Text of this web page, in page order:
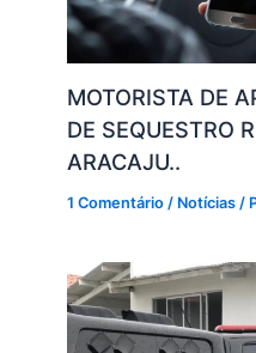
MOTORISTA DE
DE SEQUESTRO
ARACAJU..
1 Comentário / Notícias /